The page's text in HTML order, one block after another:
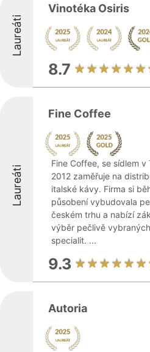
Laureáti
Vinotéka Osiris
8.7
Laureáti
Fine Coffee
Fine Coffee, se sídlem
2012 zaměřuje na
italské kávy. Firma si
působení vybudovala
českém trhu a nabízí
výběr pečlivě
specialit. ...
9.3
Autoria